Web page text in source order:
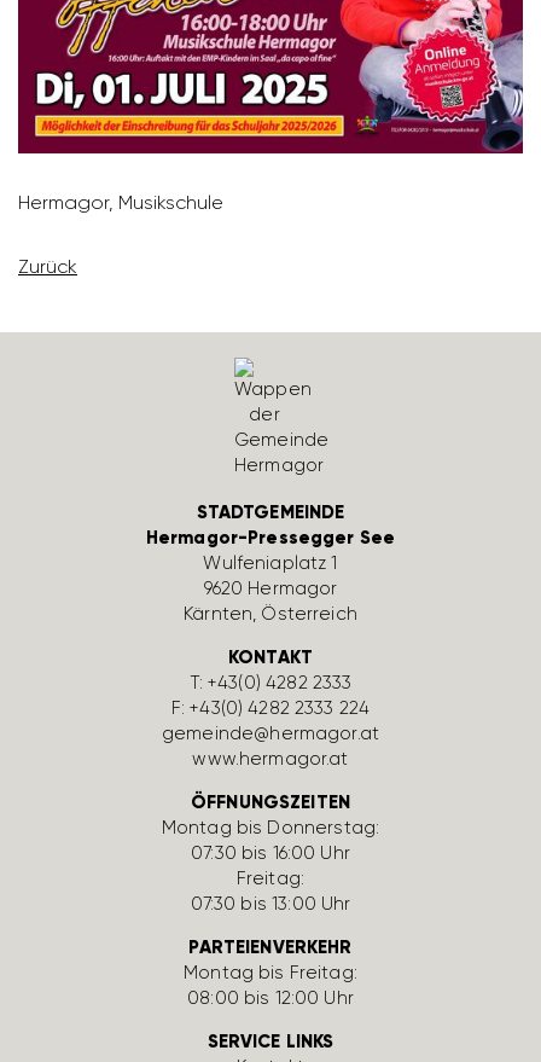
Hermagor, Musik­schule
Zurück
STADTGEMEINDE
Hermagor-Pressegger See
Wulfe­nia­platz 1
9620 Hermagor
Kärnten, Öster­reich
KONTAKT
T:+43(0) 4282 2333
F: +43(0) 4282 2333 224
gemeinde@hermagor.at
www.hermagor.at
ÖFFNUNGSZEITEN
Montag bis Donnerstag:
07:30 bis 16:00 Uhr
Freitag:
07:30 bis 13:00 Uhr
PARTEIENVERKEHR
Montag bis Freitag:
08:00 bis 12:00 Uhr
SERVICE LINKS